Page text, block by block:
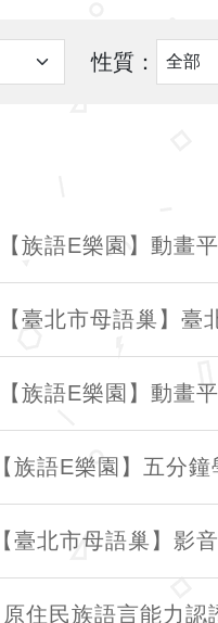
性質：
【族語E樂園】動畫
【臺北市母語巢】臺
【族語E樂園】動畫
【族語E樂園】五分
【臺北市母語巢】影
原住民族語言能力認